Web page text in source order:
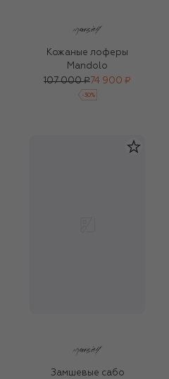
Кожаные лоферы
Mandolo
107 000 ₽74 900 ₽
-30%
Замшевые сабо